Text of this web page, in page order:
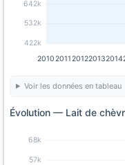
422k
532k
642k
20102011201220132014
Voir les données en tableau
Évolution — Lait de
57k
68k